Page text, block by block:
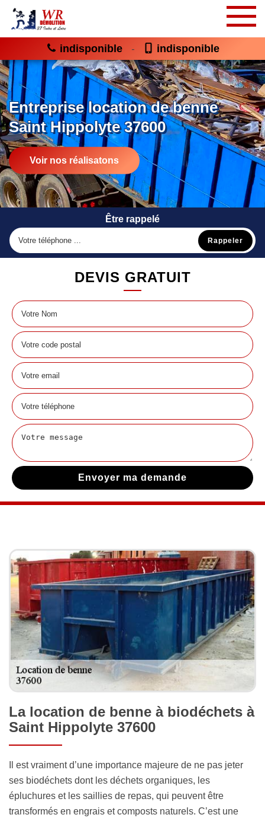
indisponible - indisponible
Entreprise location de benne
Saint Hippolyte 37600
Voir nos réalisatons
Être rappelé
DEVIS GRATUIT
La location de benne à biodéchets à
Saint Hippolyte 37600
Il est vraiment d’une importance majeure de ne pas jeter
ses biodéchets dont les déchets organiques, les
épluchures et les saillies de repas, qui peuvent être
transformés en engrais et composts naturels. C’est une